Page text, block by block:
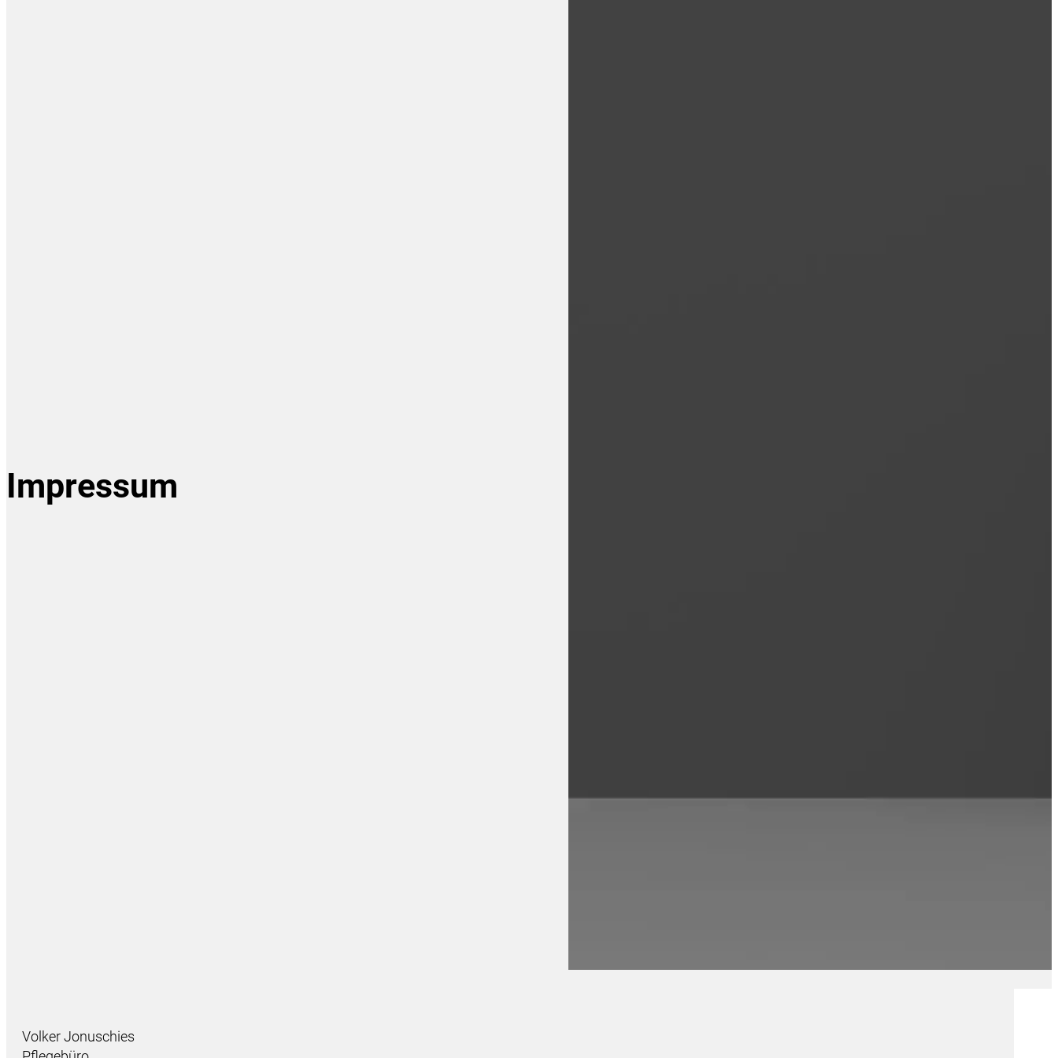
Impressum
Volker Jonuschies